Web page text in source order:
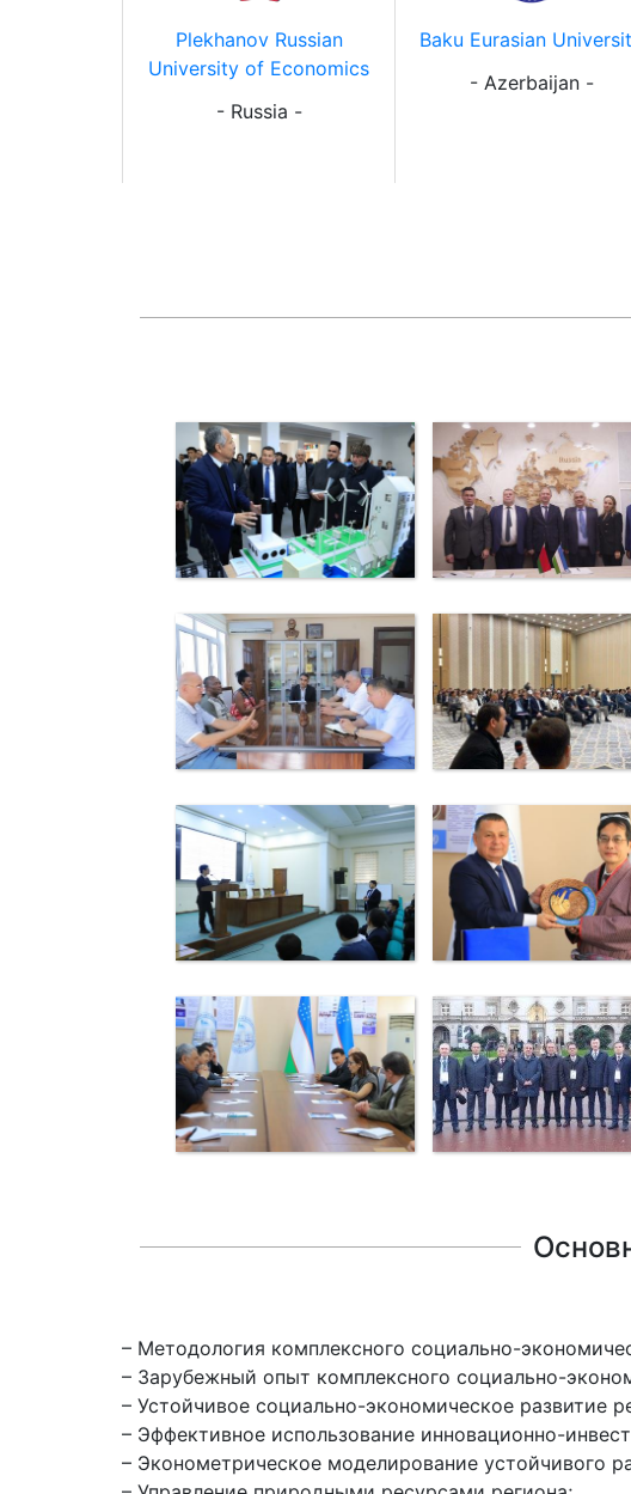
Plekhanov Russian
University of Economics
- Russia -
Baku Eurasian
- Azerbaijan -
– Методология комплексного социально-
– Зарубежный опыт комплексного социально-
– Устойчивое социально-экономическое развитие
– Эффективное использование инновационно-
– Эконометрическое моделирование устойчивого